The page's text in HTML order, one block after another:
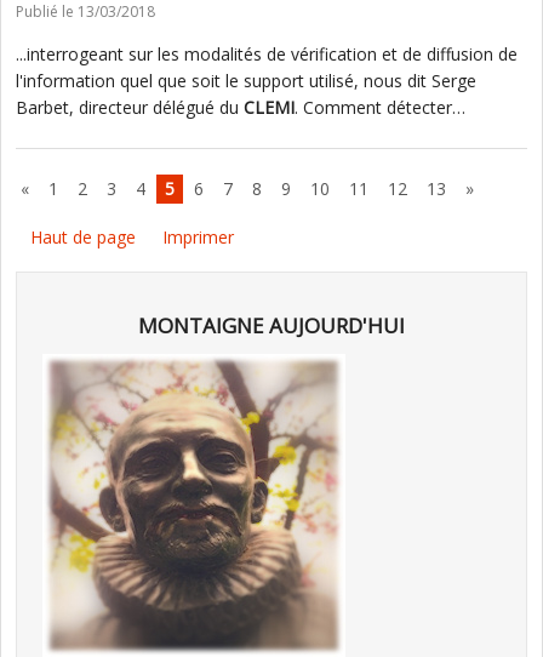
Publié le 13/03/2018
...interrogeant sur les modalités de vérification et de diffusion de
l'information quel que soit le support utilisé, nous dit Serge
Barbet, directeur délégué du CLEMI. Comment détecter…
« 1 2 3 4 5 6 7 8 9 10 11 12 13 »
Haut de page Imprimer
MONTAIGNE AUJOURD'HUI